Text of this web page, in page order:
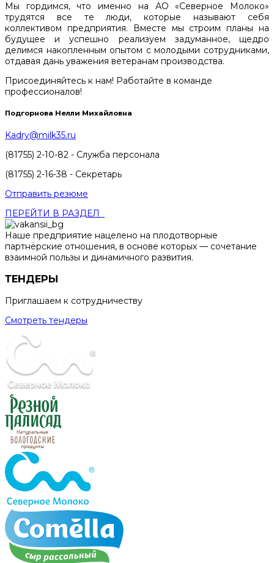
Мы гордимся, что именно на АО «Северное Молоко»
трудятся все те люди, которые называют себя
коллективом предприятия. Вместе мы строим планы на
будущее и успешно реализуем задуманное, щедро
делимся накопленным опытом с молодыми сотрудниками,
отдавая дань уважения ветеранам производства.
Присоединяйтесь к нам! Работайте в команде
профессионалов!
Подгорнова Нелли Михайловна
Kadry@milk35.ru
(81755) 2-10-82 - Служба персонала
(81755) 2-16-38 - Секретарь
Отправить резюме
ПЕРЕЙТИ В РАЗДЕЛ
Наше предприятие нацелено на плодотворные
партнёрские отношения, в основе которых — сочетание
взаимной пользы и динамичного развития.
ТЕНДЕРЫ
Приглашаем к сотрудничеству
Смотреть тендеры